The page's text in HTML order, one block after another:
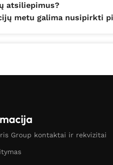
atsiliepimus?
metu galima nusipirkti
Group kontaktai ir rekvizitai